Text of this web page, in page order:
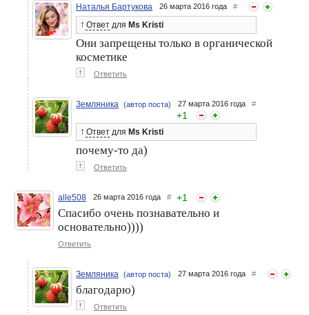
Наталья Бартукова 26 марта 2016 года #
↑ Ответ для Ms Kristi
Они запрещены только в органической
косметике
↑ Ответить
Земляника (автор поста) 27 марта 2016 года #
+1
↑ Ответ для Ms Kristi
почему-то да)
↑ Ответить
alle508 26 марта 2016 года # +1
Спасибо очень познавательно и
основательно))))
Ответить
Земляника (автор поста) 27 марта 2016 года #
благодарю)
↑ Ответить